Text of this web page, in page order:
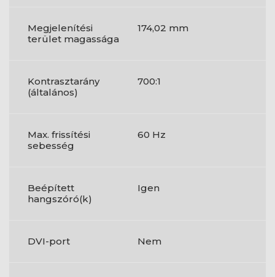
Megjelenítési
terület magassága
174,02 mm
Kontrasztarány
(általános)
700:1
Max. frissítési
sebesség
60 Hz
Beépített
hangszóró(k)
Igen
DVI-port Nem